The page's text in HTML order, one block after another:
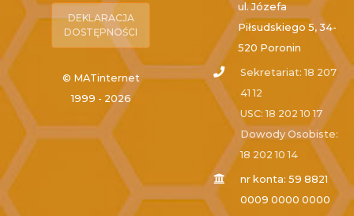
DEKLARACJA
DOSTĘPNOŚCI
© MATinternet
1999 - 2026
ul. Józefa
Piłsudskiego 5, 34-
520 Poronin
Sekretariat: 18 207
41 12
USC: 18 202 10 17
Dowody Osobiste:
18 202 10 14
nr konta: 59 8821
0009 0000 0000